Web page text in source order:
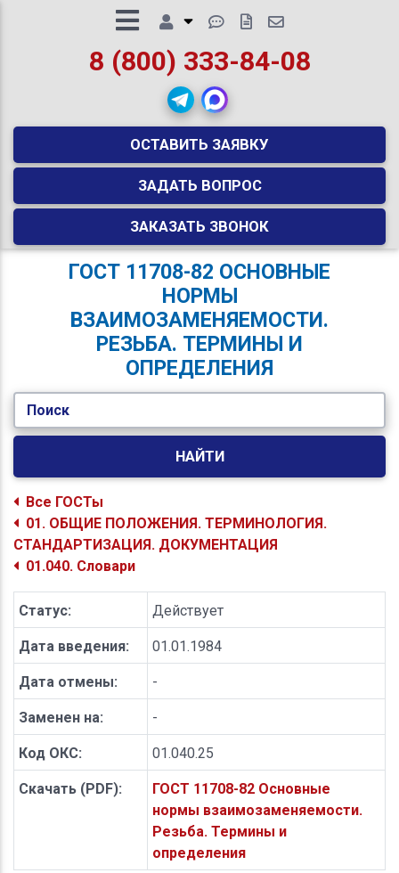
8 (800) 333-84-08
ОСТАВИТЬ ЗАЯВКУ
ЗАДАТЬ ВОПРОС
ЗАКАЗАТЬ ЗВОНОК
ГОСТ 11708-82 ОСНОВНЫЕ
НОРМЫ
ВЗАИМОЗАМЕНЯЕМОСТИ.
РЕЗЬБА. ТЕРМИНЫ И
ОПРЕДЕЛЕНИЯ
Поиск
НАЙТИ
Все ГОСТы
01. ОБЩИЕ ПОЛОЖЕНИЯ. ТЕРМИНОЛОГИЯ.
СТАНДАРТИЗАЦИЯ. ДОКУМЕНТАЦИЯ
01.040. Словари
Статус: Действует
Дата введения: 01.01.1984
Дата отмены: -
Заменен на: -
Код ОКС: 01.040.25
Скачать (PDF):
ГОСТ 11708-82 Основные
нормы взаимозаменяемости.
Резьба. Термины и
определения